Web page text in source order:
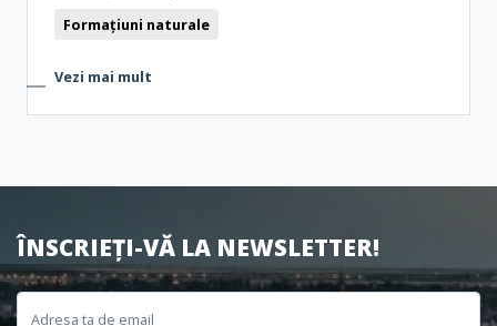
Formațiuni naturale
Vezi mai mult
ÎNSCRIEȚI-VĂ LA NEWSLETTER!